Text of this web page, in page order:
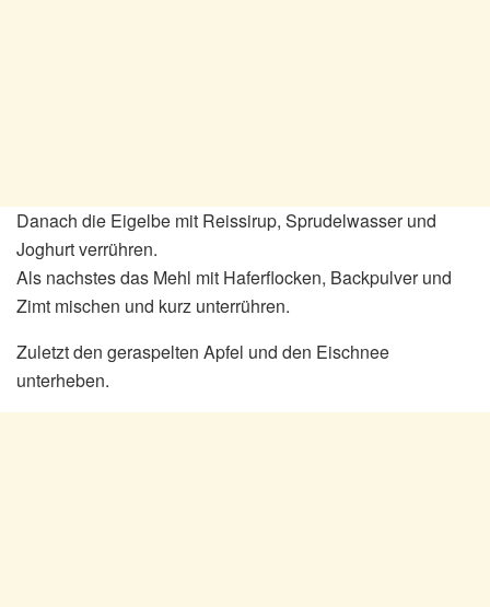
Danach die Eigelbe mit Reissirup, Sprudelwasser und
Joghurt verrühren.
Als nachstes das Mehl mit Haferflocken, Backpulver und
Zimt mischen und kurz unterrühren.
Zuletzt den geraspelten Apfel und den Eischnee
unterheben.